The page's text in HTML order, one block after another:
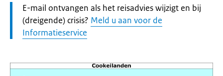
Let
op:
E-mail ontvangen als het reisadvies wijzigt en bij
(dreigende) crisis? Meld u aan voor de
Informatieservice